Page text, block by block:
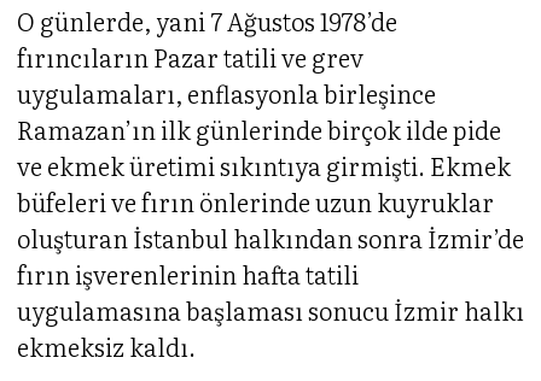
O günlerde, yani 7 Ağustos 1978’de
fırıncıların Pazar tatili ve grev
uygulamaları, enflasyonla birleşince
Ramazan’ın ilk günlerinde birçok ilde pide
ve ekmek üretimi sıkıntıya girmişti. Ekmek
büfeleri ve fırın önlerinde uzun kuyruklar
oluşturan İstanbul halkından sonra İzmir’de
fırın işverenlerinin hafta tatili
uygulamasına başlaması sonucu İzmir halkı
ekmeksiz kaldı.